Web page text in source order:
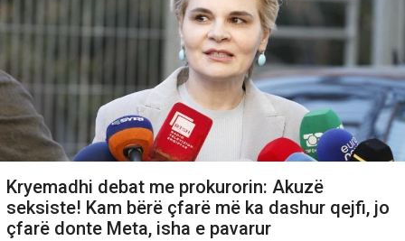
Kryemadhi debat me prokurorin: Akuzë
seksiste! Kam bërë çfarë më ka dashur qejfi, jo
çfarë donte Meta, isha e pavarur